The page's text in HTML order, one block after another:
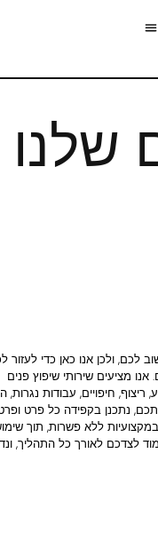
שלנו
לכם, ולכן אנו כאן כדי לעזור
מציעים שירותי שיפוץ פנים
חיפויים, עבודות נגרות,
נתכנן בקפידה כל פרט
ללא פשרות, תוך
לצדכם לאורך כל התהליך,